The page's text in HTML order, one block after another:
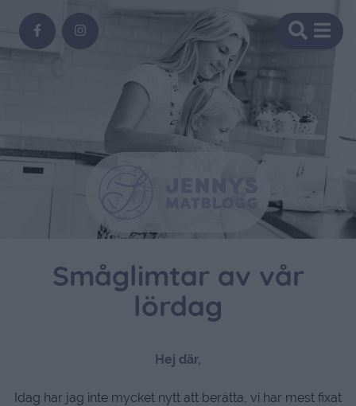
Småglimtar av vår
lördag
Hej där,
Idag har jag inte mycket nytt att berätta, vi har mest fixat